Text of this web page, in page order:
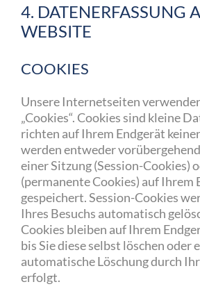
4. DATENERFASSUNG
WEBSITE
COOKIES
Unsere Internetseiten
„Cookies“. Cookies sind kleine
richten auf Ihrem Endgerät
werden entweder
einer Sitzung (Session-Cookies)
(permanente Cookies) auf Ihrem
gespeichert. Session-Cookies
Ihres Besuchs automatisch
Cookies bleiben auf Ihrem
bis Sie diese selbst löschen oder
automatische Löschung durch
erfolgt.